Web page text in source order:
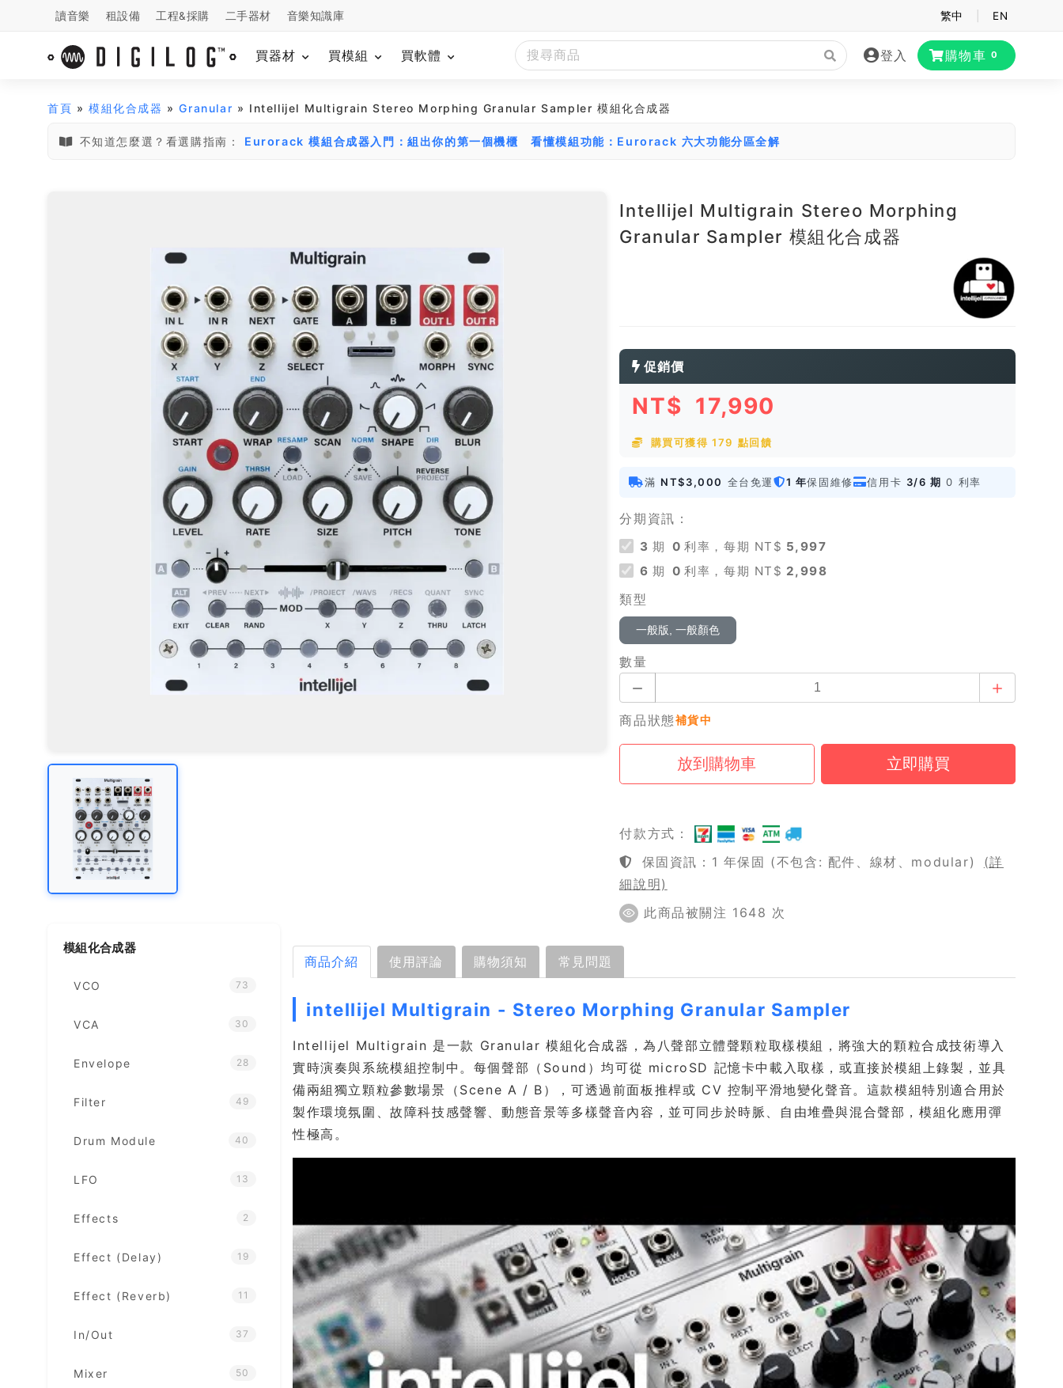
讀音樂 租設備 工程&採購 二手器材 音樂知識庫 繁中 EN
買器材 買模組 買軟體 登入 購物車 0
首頁 »模組化合成器 »Granular » Intellijel Multigrain Stereo Morphing Granular Sampler 模組化合成器
不知道怎麼選？看選購指南： Eurorack 模組合成器入門：組出你的第一個機櫃 看懂模組功能：Eurorack 六大功能分區全解
Intellijel Multigrain Stereo Morphing
Granular Sampler 模組化合成器
促銷價
NT$ 17,990
購買可獲得 179 點回饋
滿 NT$3,000 全台免運 1 年保固維修 信用卡 3/6 期 0 利率
分期資訊：
3 期 0 利率，每期 NT$ 5,997
6 期 0 利率，每期 NT$ 2,998
類型
一般版, 一般顏色
數量
商品狀態補貨中
付款方式：
保固資訊：1 年保固 (不包含: 配件、線材、modular)
(詳
細說明)
此商品被關注 1648 次
模組化合成器
VCO 73
VCA 30
Envelope 28
Filter 49
Drum Module 40
LFO 13
Effects 2
Effect (Delay) 19
Effect (Reverb) 11
In/Out 37
Mixer 50
商品介紹 使用評論 購物須知 常見問題
intellijel Multigrain - Stereo Morphing Granular Sampler
Intellijel Multigrain 是一款 Granular 模組化合成器，為八聲部立體聲顆粒取樣模組，將強大的顆粒合成技術導入
實時演奏與系統模組控制中。每個聲部（Sound）均可從 microSD 記憶卡中載入取樣，或直接於模組上錄製，並具
備兩組獨立顆粒參數場景（Scene A / B），可透過前面板推桿或 CV 控制平滑地變化聲音。這款模組特別適合用於
製作環境氛圍、故障科技感聲響、動態音景等多樣聲音內容，並可同步於時脈、自由堆疊與混合聲部，模組化應用彈
性極高。